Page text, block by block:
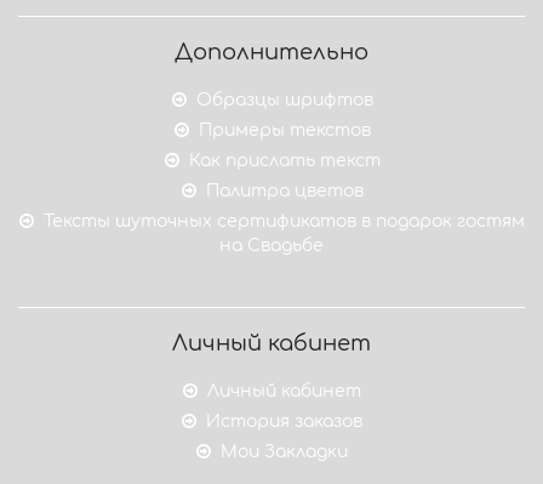
Дополнительно
Образцы шрифтов
Примеры текстов
Как прислать текст
Палитра цветов
Тексты шуточных сертификатов в подарок гостям
на Свадьбе
Личный кабинет
Личный кабинет
История заказов
Мои Закладки